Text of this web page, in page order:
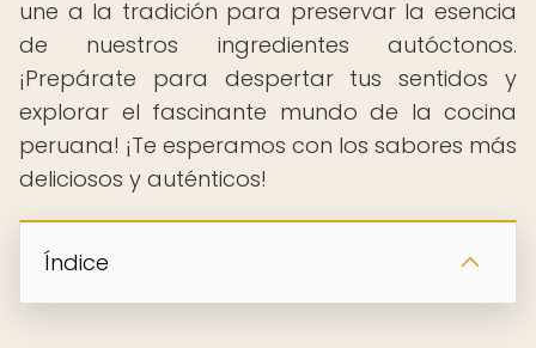
une a la tradición para preservar la esencia
de nuestros ingredientes autóctonos.
¡Prepárate para despertar tus sentidos y
explorar el fascinante mundo de la cocina
peruana! ¡Te esperamos con los sabores más
deliciosos y auténticos!
Índice